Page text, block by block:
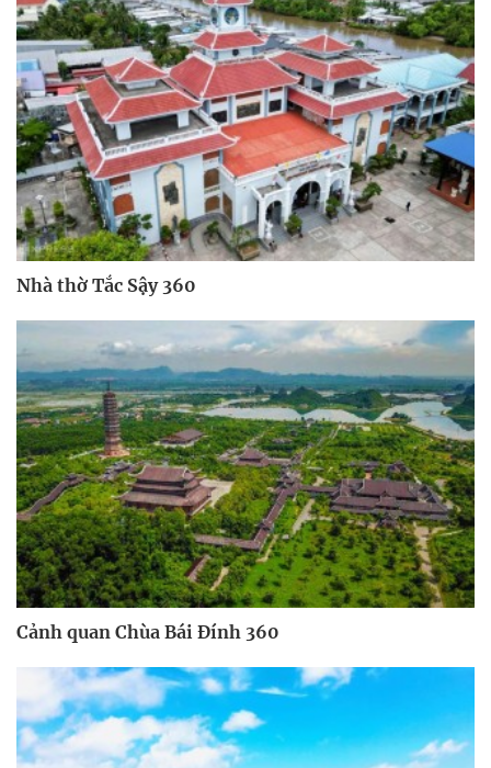
Nhà thờ Tắc Sậy 360
Cảnh quan Chùa Bái Đính 360